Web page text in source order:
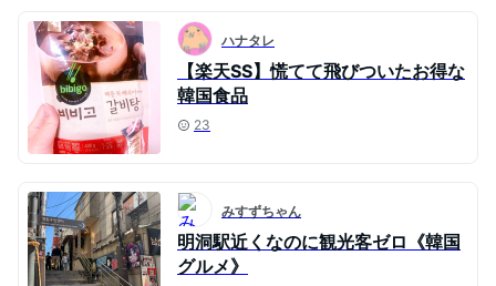
ハナタレ
【楽天SS】慌てて飛びついたお得な
韓国食品
23
みすずちゃん
明洞駅近くなのに観光客ゼロ《韓国
グルメ》